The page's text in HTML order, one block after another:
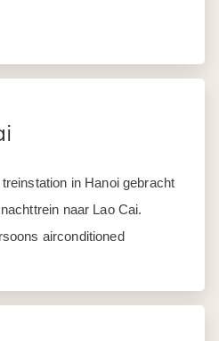
in Hanoi gebracht
naar Lao Cai.
airconditioned